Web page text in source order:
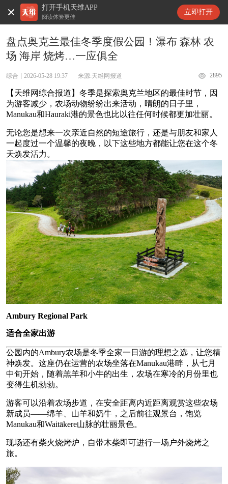
打开手机天维APP
阅读体验更佳
立即打开
天维新闻
盘点奥克兰最佳冬季度假公园！瀑布 森林 农
场 海岸 烧烤…一应俱全
综合 2026-05-28 19:37 来源:天维网报道 2895
【天维网综合报道】冬季是探索奥克兰地区的最佳时节，因
为游客减少，农场动物纷纷出来活动，晴朗的日子里，
Manukau和Hauraki港的景色也比以往任何时候都更加壮丽。
无论您是想来一次亲近自然的短途旅行，还是与朋友和家人
一起度过一个温馨的夜晚，以下这些地方都能让您在这个冬
天焕发活力。
Ambury Regional Park
适合全家出游
公园内的Ambury农场是冬季全家一日游的理想之选，让您精
神焕发。这座仍在运营的农场坐落在Manukau港畔，从七月
中旬开始，随着羔羊和小牛的出生，农场在寒冷的月份里也
变得生机勃勃。
游客可以沿着农场步道，在安全距离内近距离观赏这些农场
新成员——绵羊、山羊和奶牛，之后前往观景台，饱览
Manukau和Waitākere山脉的壮丽景色。
现场还有柴火烧烤炉，自带木柴即可进行一场户外烧烤之
旅。